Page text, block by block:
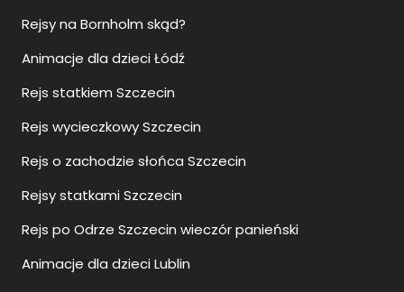
Rejsy na Bornholm skąd?
Animacje dla dzieci Łódź
Rejs statkiem Szczecin
Rejs wycieczkowy Szczecin
Rejs o zachodzie słońca Szczecin
Rejsy statkami Szczecin
Rejs po Odrze Szczecin wieczór panieński
Animacje dla dzieci Lublin